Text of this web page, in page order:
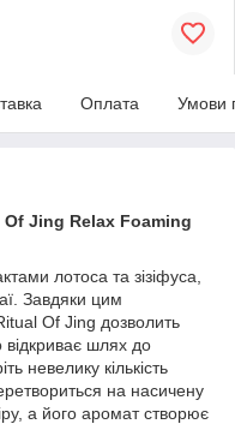
Оплата Умови
Jing Relax Foaming
лотоса та зізіфуса,
Завдяки цим
Of Jing дозволить
шлях до
невелику кількість
на насичену
а його аромат створює